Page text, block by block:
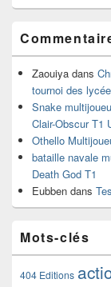
Zaouiya dans
tournoi des
Snake
Clair-Obscur T1
Othello
bataille navale
Death God T1
Eubben dans
Mots-clés
404 Editions